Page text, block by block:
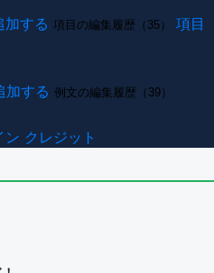
加する 項目の編集履歴（35）
項目
加する 例文の編集履歴（39）
ン クレジット